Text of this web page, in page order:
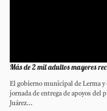
Más de 2 mil adultos mayores
El gobierno municipal de Lerma
jornada de entrega de apoyos del
Juárez...